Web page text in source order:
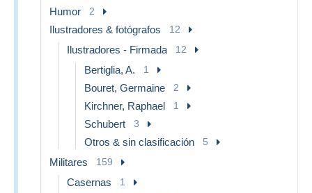
Humor 2
Ilustradores & fotógrafos 12
Ilustradores - Firmada 12
Bertiglia, A. 1
Bouret, Germaine 2
Kirchner, Raphael 1
Schubert 3
Otros & sin clasificación 5
Militares 159
Casernas 1